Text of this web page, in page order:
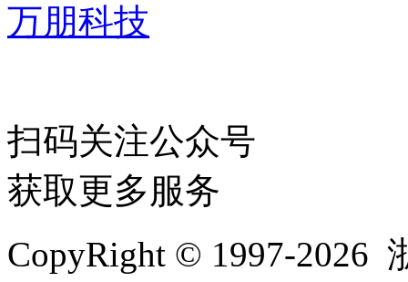
万朋科技
扫码关注公众号
获取更多服务
CopyRight © 1997-2026